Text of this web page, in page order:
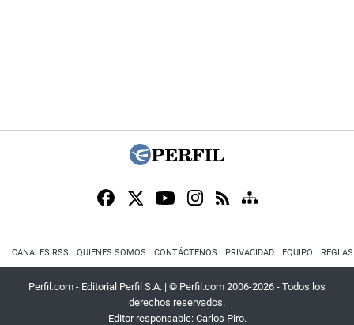
CANALES RSS QUIENES SOMOS CONTÁCTENOS PRIVACIDAD EQUIPO
Perfil.com - Editorial Perfil S.A. | © Perfil.com 2006-2026 - Todos los
derechos reservados.
Editor responsable: Carlos Piro.